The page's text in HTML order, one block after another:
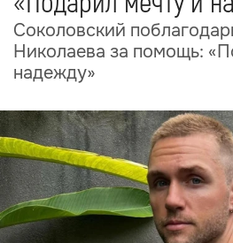
Соколовский
Николаева за помощь:
надежду»